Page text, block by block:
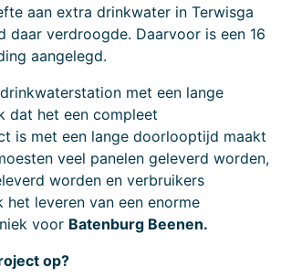
aan extra drinkwater in Terwisga
daar verdroogde. Daarvoor is een 16
aangelegd.
met een lange
dat het een compleet
is met een lange doorlooptijd maakt
veel panelen geleverd worden,
worden en verbruikers
het leveren van een enorme
voor Batenburg Beenen.
op?